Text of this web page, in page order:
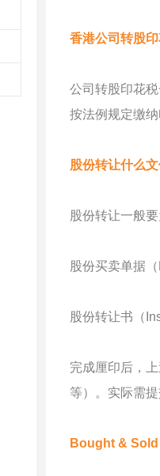
香港公司转股
公司转股印花
按法例规定缴
股份转让什么
股份转让一般
股份买卖单据
股份转让书（
完成厘印后，
等）。实际需
Bought & Sold